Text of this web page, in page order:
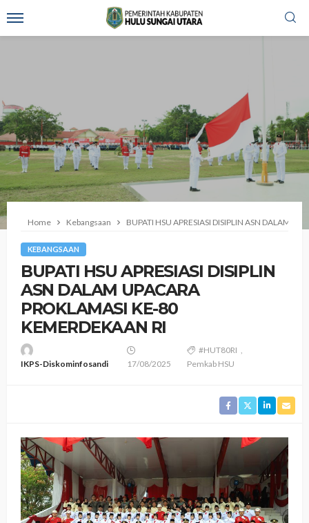
Home Kebangsaan BUPATI HSU APRESIASI DISIPLIN ASN DALAM
KEBANGSAAN
BUPATI HSU APRESIASI DISIPLIN
ASN DALAM UPACARA
PROKLAMASI KE-80
KEMERDEKAAN RI
IKPS-Diskominfosandi 17/08/2025
#HUT80RI
Pemkab HSU